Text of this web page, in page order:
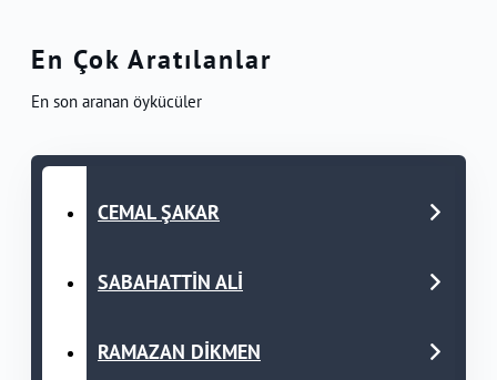
En Çok Aratılanlar
En son aranan öykücüler
CEMAL ŞAKAR
SABAHATTİN ALİ
RAMAZAN DİKMEN